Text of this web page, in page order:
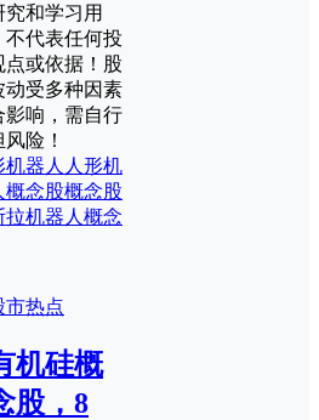
究和学习用
不代表任何投
点或依据！股
动受多种因素
影响，需自行
险！
机器人 人形机
概念股概念股
拉机器人概念
市热点
机硅概
股，8